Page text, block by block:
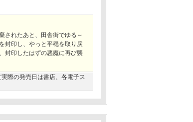
されたあと、田舎街でゆる～
封印し、やっと平穏を取り戻
封印したはずの悪魔に再び襲
際の発売日は書店、各電子ス